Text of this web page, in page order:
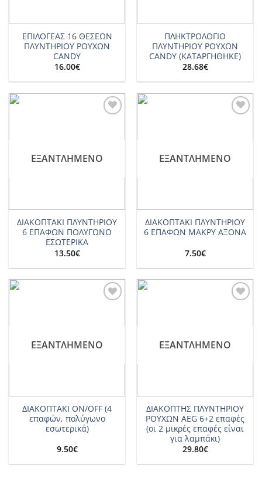
ΕΠΙΛΟΓΕΑΣ 16 ΘΕΣΕΩΝ
ΠΛΥΝΤΗΡΙΟΥ ΡΟΥΧΩΝ
CANDY
16.00€
ΠΛΗΚΤΡΟΛΟΓΙΟ
ΠΛΥΝΤΗΡΙΟΥ ΡΟΥΧΩΝ
CANDY (ΚΑΤΑΡΓΗΘΗΚΕ)
28.68€
ΕΞΑΝΤΛΗΜΈΝΟ
ΔΙΑΚΟΠΤΑΚΙ ΠΛΥΝΤΗΡΙΟΥ
6 ΕΠΑΦΩΝ ΠΟΛΥΓΩΝΟ
ΕΣΩΤΕΡΙΚΑ
13.50€
ΕΞΑΝΤΛΗΜΈΝΟ
ΔΙΑΚΟΠΤΑΚΙ ΠΛΥΝΤΗΡΙΟΥ
6 ΕΠΑΦΩΝ ΜΑΚΡΥ ΑΞΟΝΑ
7.50€
ΕΞΑΝΤΛΗΜΈΝΟ
ΔΙΑΚΟΠΤΑΚΙ ON/OFF (4
επαφών, πολύγωνο
εσωτερικά)
9.50€
ΕΞΑΝΤΛΗΜΈΝΟ
ΔΙΑΚΟΠΤΗΣ ΠΛΥΝΤΗΡΙΟΥ
ΡΟΥΧΩΝ AEG 6+2 επαφές
(οι 2 μικρές επαφές είναι
για λαμπάκι)
29.80€